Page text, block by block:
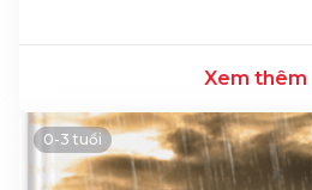
Xem thêm
0-3 tuổi